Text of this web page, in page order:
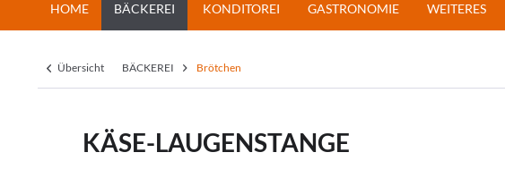
HOME BÄCKEREI KONDITOREI GASTRONOMIE WEITERES
Übersicht BÄCKEREI Brötchen
KÄSE-LAUGENSTANGE